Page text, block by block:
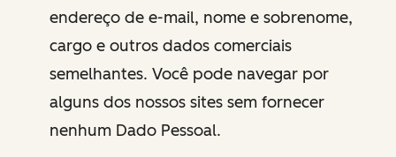
endereço de e-mail, nome e sobrenome,
cargo e outros dados comerciais
semelhantes. Você pode navegar por
alguns dos nossos sites sem fornecer
nenhum Dado Pessoal.